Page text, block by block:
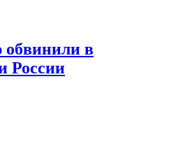
в
России